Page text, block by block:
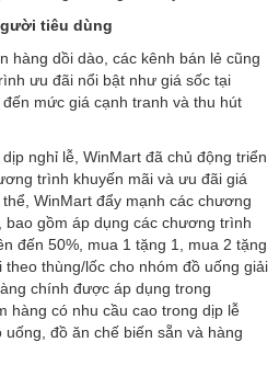
tiêu dùng
hàng dồi dào, các kênh bán lẻ cũng
ưu đãi nổi bật như giá sốc tại
mức giá cạnh tranh và thu hút
nghỉ lễ, WinMart đã chủ động triển
trình khuyến mãi và ưu đãi giá
WinMart đẩy mạnh các chương
bao gồm áp dụng các chương trình
đến 50%, mua 1 tặng 1, mua 2 tặng
thùng/lốc cho nhóm đồ uống giải
chính được áp dụng trong
hàng có nhu cầu cao trong dịp lễ
đồ ăn chế biến sẵn và hàng